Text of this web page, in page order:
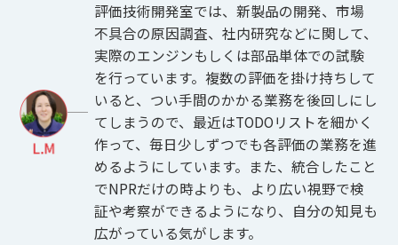
評価技術開発室では、新製品の開発、市場
不具合の原因調査、社内研究などに関して、
実際のエンジンもしくは部品単体での試験
を行っています。複数の評価を掛け持ちして
いると、つい手間のかかる業務を後回しにし
てしまうので、最近はTODOリストを細かく
作って、毎日少しずつでも各評価の業務を進
めるようにしています。また、統合したこと
でNPRだけの時よりも、より広い視野で検
証や考察ができるようになり、自分の知見も
広がっている気がします。